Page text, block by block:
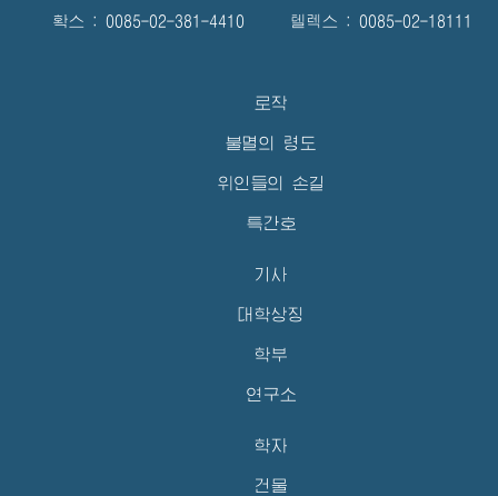
확스 : 0085-02-381-4410 텔렉스 : 0085-02-18111
로작
불멸의 령도
위인들의 손길
특간호
기사
대학상징
학부
연구소
학자
건물